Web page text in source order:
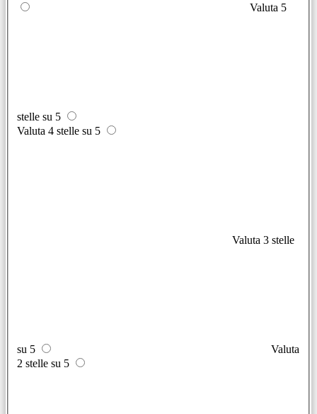
Valuta 5
stelle su 5
Valuta 4 stelle su 5
Valuta 3 stelle
su 5
Valuta
2 stelle su 5